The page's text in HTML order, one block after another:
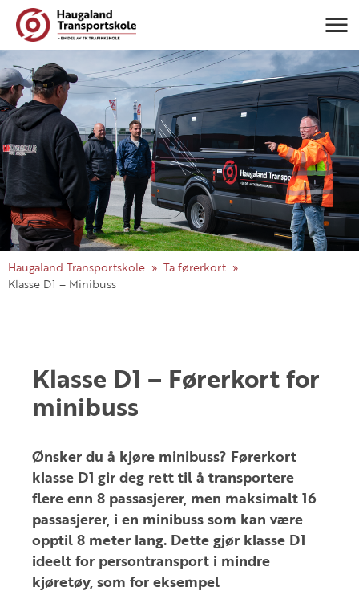
Haugaland Transportskole
Ta førerkort
Klasse D1 – Minibuss
Klasse D1 – Førerkort for
minibuss
Ønsker du å kjøre minibuss? Førerkort
klasse D1 gir deg rett til å transportere
flere enn 8 passasjerer, men maksimalt16
passasjerer, i en minibuss som kan være
opptil8 meter lang. Dette gjør klasse D1
ideelt for persontransport i mindre
kjøretøy, som for eksempel